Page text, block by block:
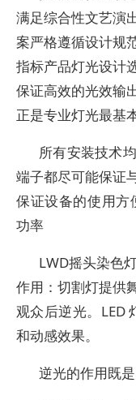
满足综合性文艺演
案严格遵循设计规
指标产品灯光设计
保证高效的光效输
正是专业灯光最基
所有安装技术
端子都尽可能保证
保证设备的使用方
功率
LWD摇头染色
作用：切割灯提供
观众后逆光。LED
和动感效果。
逆光的作用既